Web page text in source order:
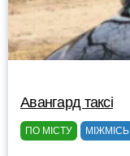
Авангард таксі
ПО МІСТУ